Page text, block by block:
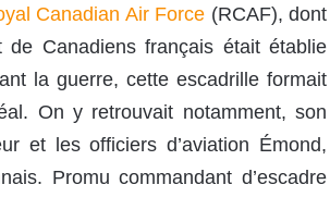
Canadian Air Force (RCAF), dont
de Canadiens français était établie
la guerre, cette escadrille formait
On y retrouvait notamment, son
et les officiers d’aviation Émond,
Promu commandant d’escadre